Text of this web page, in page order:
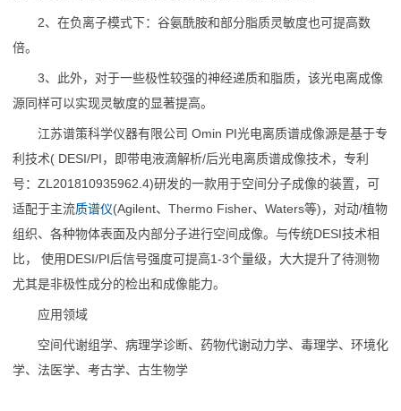
2、在负离子模式下：谷氨酰胺和部分脂质灵敏度也可提高数
倍。
3、此外，对于一些极性较强的神经递质和脂质，该光电离成像
源同样可以实现灵敏度的显著提高。
江苏谱策科学仪器有限公司 Omin PI光电离质谱成像源是基于专
利技术( DESI/PI，即带电液滴解析/后光电离质谱成像技术，专利
号：ZL201810935962.4)研发的一款用于空间分子成像的装置，可
适配于主流质谱仪(Agilent、Thermo Fisher、Waters等)，对动/植物
组织、各种物体表面及内部分子进行空间成像。与传统DESI技术相
比， 使用DESI/PI后信号强度可提高1-3个量级，大大提升了待测物
尤其是非极性成分的检出和成像能力。
应用领域
空间代谢组学、病理学诊断、药物代谢动力学、毒理学、环境化
学、法医学、考古学、古生物学